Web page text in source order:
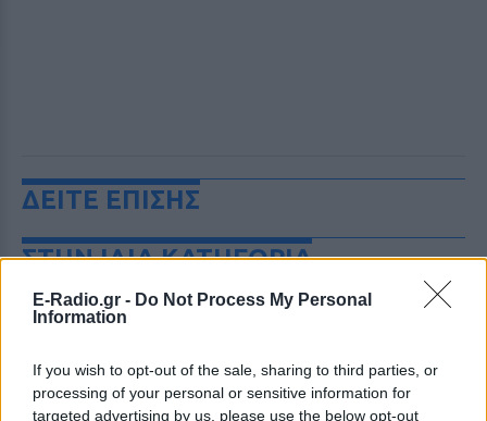
E-Radio.gr - Do Not Process My Personal
Information
If you wish to opt-out of the sale, sharing to third parties, or
processing of your personal or sensitive information for
targeted advertising by us, please use the below opt-out
ΔΕΙΤΕ ΕΠΙΣΗΣ
ΣΤΗΝ ΙΔΙΑ ΚΑΤΗΓΟΡΙΑ
Μυστράς: «Δεν ήταν οικονομικό
είχε τη σορό του πατέρα του σε
καταψύκτη